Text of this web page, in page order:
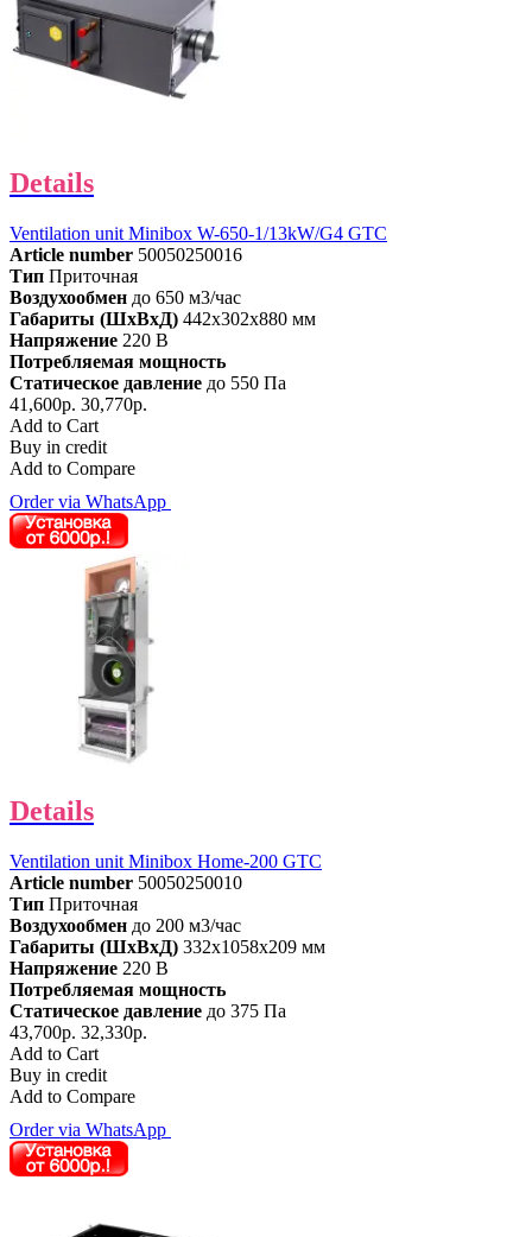
Details
Ventilation unit Minibox W-650-1/13kW/G4 GTC
Article number 50050250016
Тип Приточная
Воздухообмен до 650 м3/час
Габариты (ШхВхД) 442x302x880 мм
Напряжение 220 В
Потребляемая мощность
Статическое давление до 550 Па
41,600р. 30,770р.
Add to Cart
Buy in credit
Add to Compare
Order via WhatsApp
Details
Ventilation unit Minibox Home-200 GTC
Article number 50050250010
Тип Приточная
Воздухообмен до 200 м3/час
Габариты (ШхВхД) 332x1058x209 мм
Напряжение 220 В
Потребляемая мощность
Статическое давление до 375 Па
43,700р. 32,330р.
Add to Cart
Buy in credit
Add to Compare
Order via WhatsApp